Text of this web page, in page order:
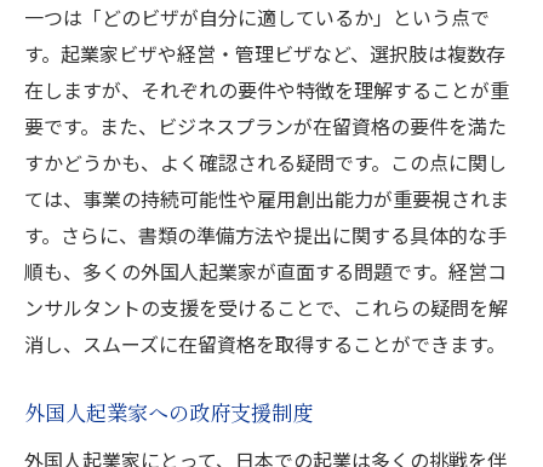
コンサルタントとの効果的なパートナーシ
ップ
実績あるコンサルタントの見分け方
コンサルティング契約の基本事項
経営課題の解決に向けたアプローチ
コンサルタントを通じたネットワーク拡大
の利点
事業発展に繋がるコンサルタントの活用例
外国人起業家が知っておきたい日本の資金繰り
日本特有の資金調達方法とその活用
一つは「どのビザが自分に適しているか」という点で
す。起業家ビザや経営・管理ビザなど、選択肢は複数存
在しますが、それぞれの要件や特徴を理解することが重
要です。また、ビジネスプランが在留資格の要件を満た
すかどうかも、よく確認される疑問です。この点に関し
ては、事業の持続可能性や雇用創出能力が重要視されま
す。さらに、書類の準備方法や提出に関する具体的な手
順も、多くの外国人起業家が直面する問題です。経営コ
ンサルタントの支援を受けることで、これらの疑問を解
消し、スムーズに在留資格を取得することができます。
外国人起業家への政府支援制度
外国人起業家にとって、日本での起業は多くの挑戦を伴